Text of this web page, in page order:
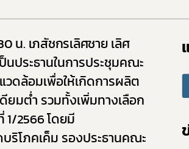
ดำเนินงานและการใช้งบประมาณประจำปี
รสนเทศ
กทรอนิกส์
ามโปร่งใส (ITA)
คล
10. ข้อมูลสถิติต่าง ๆ
น. เภสัชกรเลิศชาย เลิศ
นประธานในการประชุมคณะ
ดล้อมเพื่อให้เกิดการผลิต
มต่ำ รวมทั้งเพิ่มทางเลือก
1/2566 โดยมี
ริโภคเค็ม รองประธานคณะ